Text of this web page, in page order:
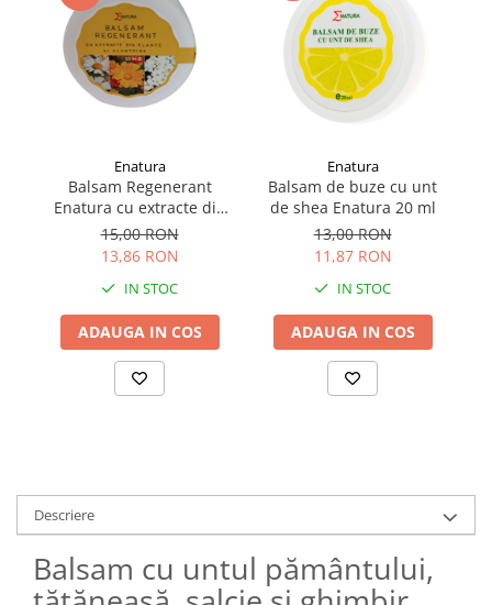
Enatura
Balsam Regenerant
Enatura cu extracte din
plante și alantoină 50 ml
15,00 RON
13,86 RON
IN STOC
ADAUGA IN COS
Enatura
Balsam de buze cu unt
de shea Enatura 20 ml
13,00 RON
11,87 RON
IN STOC
ADAUGA IN COS
Descriere
Balsam cu untul pământului,